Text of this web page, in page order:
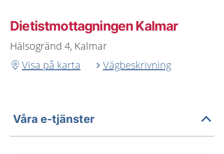
Dietistmottagningen Kalmar
Hälsogränd 4, Kalmar
Visa på karta
Vägbeskrivning
Våra e-tjänster